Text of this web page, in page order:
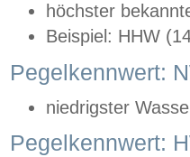
höchster
Beispiel: HHW
Pegelkennwert:
niedrigster
Pegelkennwert: